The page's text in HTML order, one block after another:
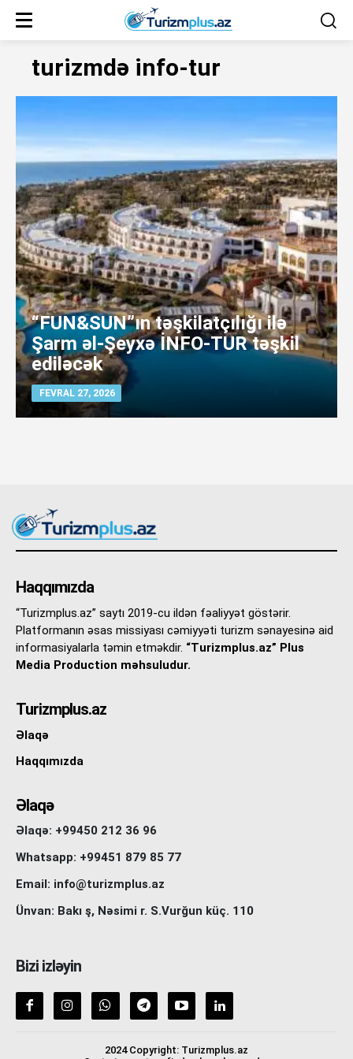
turizmdə info-tur
“FUN&SUN”ın təşkilatçılığı ilə
Şarm əl-Şeyxə İNFO-TUR təşkil
ediləcək
FEVRAL 27, 2026
Haqqımızda
“Turizmplus.az” saytı 2019-cu ildən fəaliyyət göstərir.
Platformanın əsas missiyası cəmiyyəti turizm sənayesinə aid
informasiyalarla təmin etməkdir. “Turizmplus.az” Plus
Media Production məhsuludur.
Turizmplus.az
Əlaqə
Haqqımızda
Əlaqə
Əlaqə: +99450 212 36 96
Whatsapp: +99451 879 85 77
Email: info@turizmplus.az
Ünvan: Bakı ş, Nəsimi r. S.Vurğun küç. 110
Bizi izləyin
2024 Copyright: Turizmplus.az